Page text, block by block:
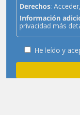
Derechos:
Información
privacidad más
He leído y